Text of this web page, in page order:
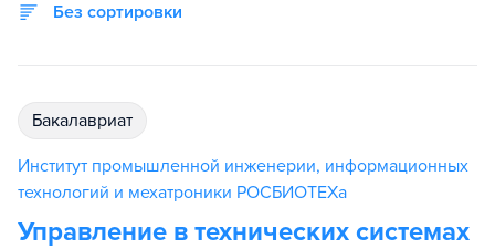
Без сортировки
бакалавриат
Институт промышленной инженерии, информационных
технологий и мехатроники РОСБИОТЕХа
Управление в технических системах